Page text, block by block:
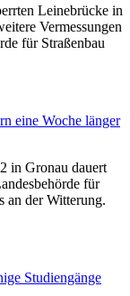
Leinebrücke in
Vermessungen
für Straßenbau
eine Woche länger
in Gronau dauert
für
an der Witterung.
Studiengänge